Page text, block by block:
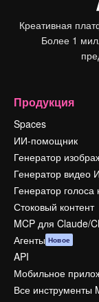
Креативная
Более 1
Продукция
Spaces
ИИ-помощник
Генератор
Генератор видео
Генератор
Стоковый контент
MCP для Claude/
Агенты Новое
API
Мобильное
Все инструменты